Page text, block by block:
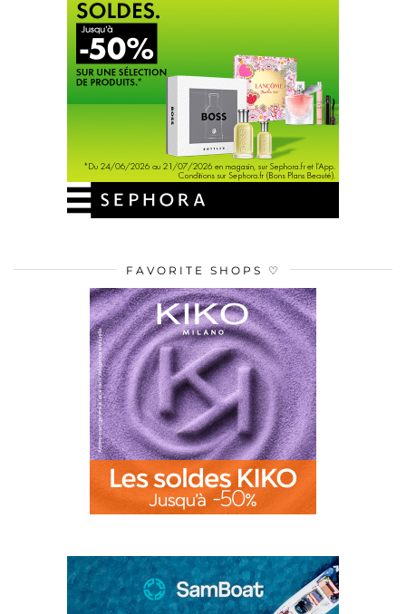
FAVORITE SHOPS ♡